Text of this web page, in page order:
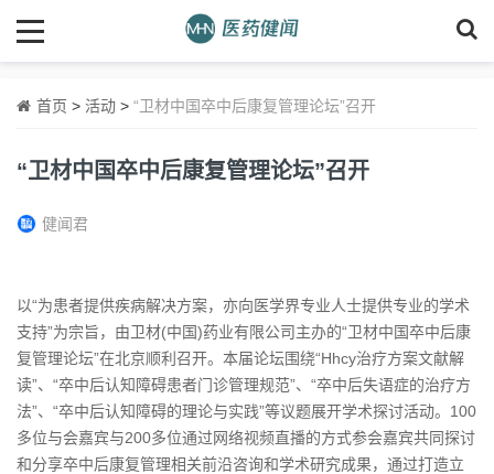
首页 > 活动 > “卫材中国卒中后康复管理论坛”召开
“卫材中国卒中后康复管理论坛”召开
健闻君
以“为患者提供疾病解决方案，亦向医学界专业人士提供专业的学术
支持”为宗旨，由卫材(中国)药业有限公司主办的“卫材中国卒中后康
复管理论坛”在北京顺利召开。本届论坛围绕“Hhcy治疗方案文献解
读”、“卒中后认知障碍患者门诊管理规范”、“卒中后失语症的治疗方
法”、“卒中后认知障碍的理论与实践”等议题展开学术探讨活动。100
多位与会嘉宾与200多位通过网络视频直播的方式参会嘉宾共同探讨
和分享卒中后康复管理相关前沿咨询和学术研究成果，通过打造立